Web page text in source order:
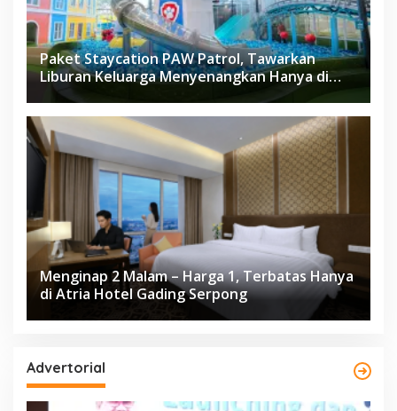
Paket Staycation PAW Patrol, Tawarkan
Liburan Keluarga Menyenangkan Hanya di
Herloom Hotel BSD
Menginap 2 Malam – Harga 1, Terbatas Hanya
di Atria Hotel Gading Serpong
Advertorial